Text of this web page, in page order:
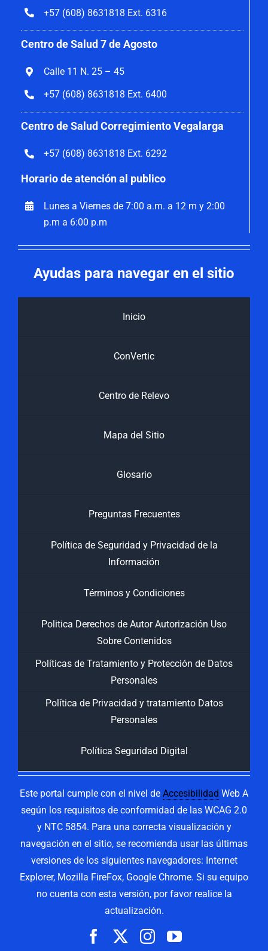
+57 (608) 8631818 Ext. 6316
Centro de Salud 7 de Agosto
Calle 11 N. 25 – 45
+57 (608) 8631818 Ext. 6400
Centro de Salud Corregimiento Vegalarga
+57 (608) 8631818 Ext. 6292
Horario de atención al publico
Lunes a Viernes de 7:00 a.m. a 12 m y 2:00
p.m a 6:00 p.m
Ayudas para navegar en el sitio
Inicio
ConVertic
Centro de Relevo
Mapa del Sitio
Glosario
Preguntas Frecuentes
Política de Seguridad y Privacidad de la
Información
Términos y Condiciones
Politica Derechos de Autor Autorización Uso
Sobre Contenidos
Políticas de Tratamiento y Protección de Datos
Personales
Política de Privacidad y tratamiento Datos
Personales
Política Seguridad Digital
Este portal cumple con el nivel de Accesibilidad Web A
según los requisitos de conformidad de las WCAG 2.0
y NTC 5854. Para una correcta visualización y
navegación en el sitio, se recomienda usar las últimas
versiones de los siguientes navegadores: Internet
Explorer, Mozilla FireFox, Google Chrome. Si su equipo
no cuenta con esta versión, por favor realice la
actualización.